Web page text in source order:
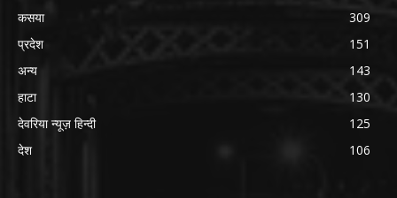
कसया
309
प्रदेश
151
अन्य
143
हाटा
130
देवरिया न्यूज़ हिन्दी
125
देश
106